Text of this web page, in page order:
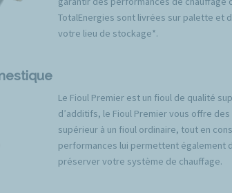
TotalEnergies sont livrées sur palette et
votre lieu de stockage*.
Le Fioul Premier est un fioul de qualité
d’additifs, le Fioul Premier vous offre
supérieur à un fioul ordinaire, tout en
performances lui permettent également
préserver votre système de chauffage.